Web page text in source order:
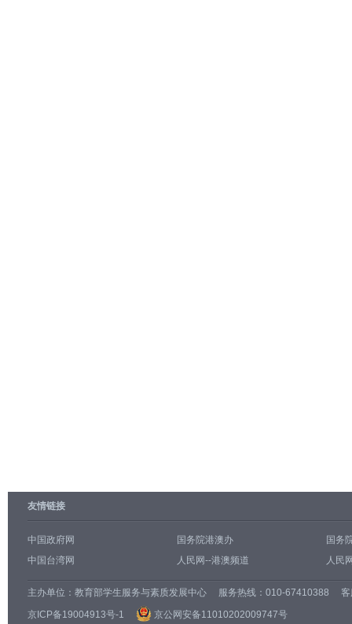
友情链接
中国政府网 国务院港澳办
国务
中国台湾网
人民网--港澳频道 人民
主办单位： 教育部学生服务与素质发展中心 服务热线：010-67410388 客
京ICP备19004913号-1
京公网安备11010202009747号